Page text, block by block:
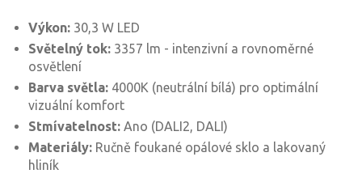
Výkon: 30,3 W LED
Světelný tok: 3357 lm - intenzivní a rovnoměrné
osvětlení
Barva světla: 4000K (neutrální bílá) pro optimální
vizuální komfort
Stmívatelnost: Ano (DALI2, DALI)
Materiály: Ručně foukané opálové sklo a lakovaný
hliník